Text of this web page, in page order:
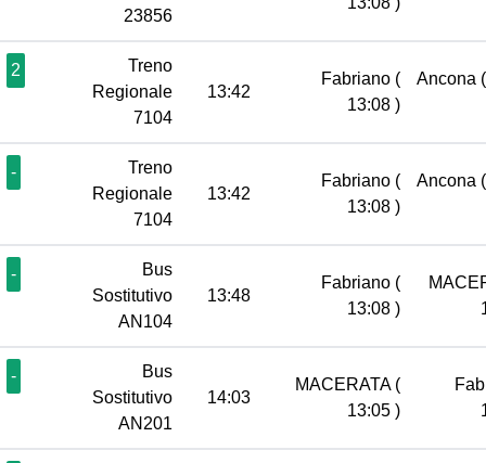
23856
2
Treno
Regionale
7104
13:42
Fabriano (
13:08 )
Ancona
-
Treno
Regionale
7104
13:42
Fabriano (
13:08 )
Ancona
-
Bus
Sostitutivo
AN104
13:48
Fabriano (
13:08 )
-
Bus
Sostitutivo
AN201
14:03
MACERATA (
13:05 )